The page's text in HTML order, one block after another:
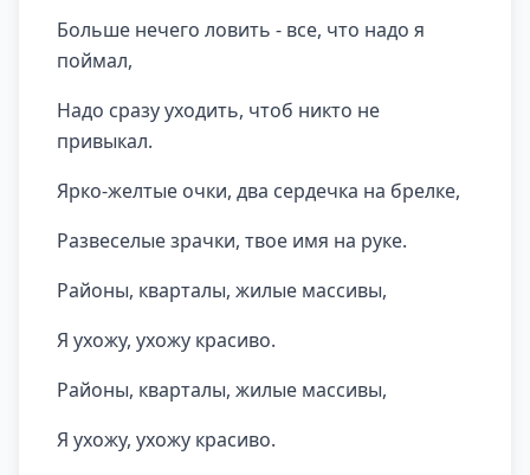
Больше нечего ловить - все, что надо я
поймал,
Надо сразу уходить, чтоб никто не
привыкал.
Ярко-желтые очки, два сердечка на брелке,
Развеселые зрачки, твое имя на руке.
Районы, кварталы, жилые массивы,
Я ухожу, ухожу красиво.
Районы, кварталы, жилые массивы,
Я ухожу, ухожу красиво.